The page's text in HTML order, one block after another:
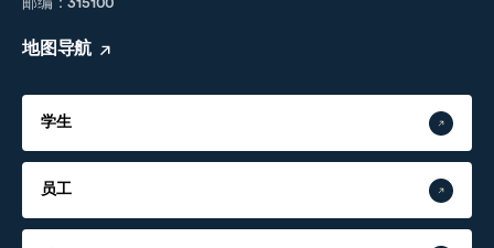
邮编：315100
地图导航
学生
员工